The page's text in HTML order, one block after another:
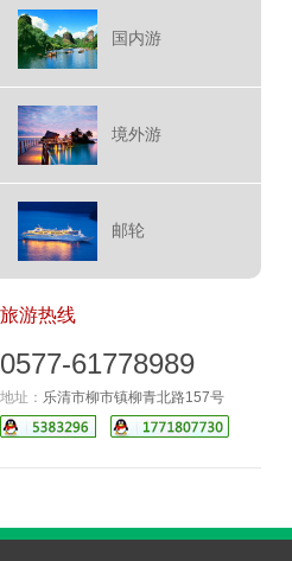
国内游
境外游
邮轮
旅游热线
0577-61778989
地址： 乐清市柳市镇柳青北路157号